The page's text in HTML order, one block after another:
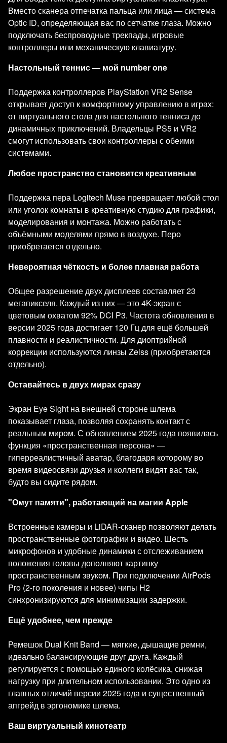
Вместо сканера отпечатка пальца или лица — система
Optic ID, определяющая вас по сетчатке глаза. Можно
подключать беспроводные трекпады, игровые
контроллеры или механическую клавиатуру.
Настольный теннис — мой number one
Поддержка контроллеров PlayStation VR2 Sense
открывает доступ к комфортному управлению в играх:
от виртуального стола для настольного тенниса до
динамичных приключений. Владельцы PS5 и VR2
смогут использовать свои контроллеры с обеими
системами.
Любое пространство становится креативным
Поддержка пера Logitech Muse превращает любой стол
или уголок комнаты в креативную студию для графики,
моделирования и монтажа. Можно работать с
объёмными моделями прямо в воздухе. Перо
приобретается отдельно.
Невероятная чёткость и более плавная работа
Общее разрешение двух дисплеев составляет 23
мегапикселя. Каждый из них — это 4K-экран с
цветовым охватом 92% DCI P3. Частота обновления в
версии 2025 года достигает 120 Гц для ещё большей
плавности и реалистичности. Для диоптрийной
коррекции используются линзы Zeiss (приобретаются
отдельно).
Оставайтесь в двух мирах сразу
Экран Eye Sight на внешней стороне шлема
показывает глаза, позволяя сохранять контакт с
реальным миром. С обновлением 2025 года появилась
функция «пространственная персона» —
гиперреалистичный аватар, благодаря которому во
время видеосвязи друзья и коллеги видят вас так,
будто вы сидите рядом.
"Омут памяти", работающий на магии Apple
Встроенные камеры и LiDAR-сканер позволяют делать
пространственные фотографии и видео. Шесть
микрофонов и удобные динамики с отслеживанием
положения головы дополняют картинку
пространственным звуком. При подключении AirPods
Pro (2-го поколения и новее) чипы H2
синхронизируются для минимизации задержки.
Ещё удобнее, чем прежде
Ремешок Dual Knit Band — мягкие, дышащие ремни,
идеально балансирующие друг друга. Каждый
регулируется с помощью единого колёсика, снижая
нагрузку при длительном использовании. Это одно из
главных отличий версии 2025 года и существенный
апгрейд в эргономике шлема.
Ваш виртуальный кинотеатр